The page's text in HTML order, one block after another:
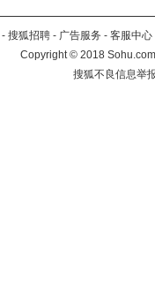
- 搜狐招聘 - 广告服务 - 客服中心
Copyright©2018
搜狐不良信息举